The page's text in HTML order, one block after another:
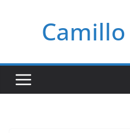
contenuto